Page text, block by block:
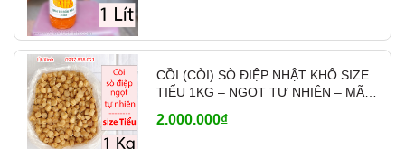
CỒI (CÒI) SÒ ĐIỆP NHẬT KHÔ SIZE
TIỂU 1KG – NGỌT TỰ NHIÊN – MÃ
2.000.000₫